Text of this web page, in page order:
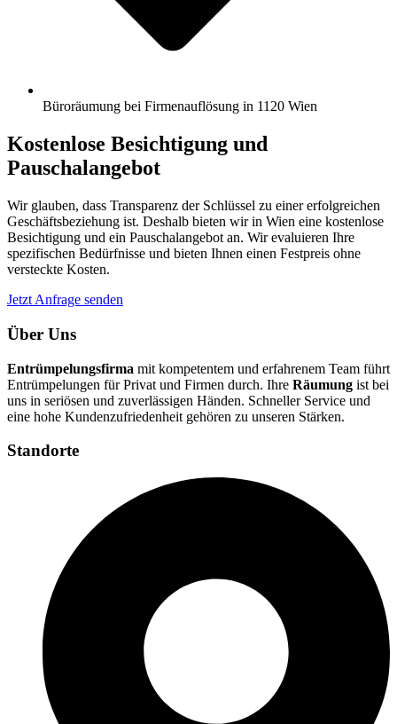
Büroräumung bei Firmenauflösung in 1120 Wien
Kostenlose Besichtigung und
Pauschalangebot
Wir glauben, dass Transparenz der Schlüssel zu einer erfolgreichen
Geschäftsbeziehung ist. Deshalb bieten wir in Wien eine kostenlose
Besichtigung und ein Pauschalangebot an. Wir evaluieren Ihre
spezifischen Bedürfnisse und bieten Ihnen einen Festpreis ohne
versteckte Kosten.
Jetzt Anfrage senden
Über Uns
Entrümpelungsfirma mit kompetentem und erfahrenem Team führt
Entrümpelungen für Privat und Firmen durch. Ihre Räumung ist bei
uns in seriösen und zuverlässigen Händen. Schneller Service und
eine hohe Kundenzufriedenheit gehören zu unseren Stärken.
Standorte